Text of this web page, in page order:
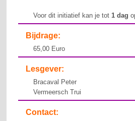
Voor dit initiatief kan je tot1 dag
Bijdrage:
65,00 Euro
Lesgever:
Bracaval Peter
Vermeersch Trui
Contact: